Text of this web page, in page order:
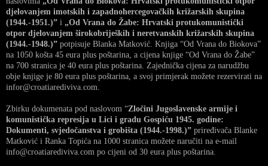
djelovanjem imotskih i zapadnohercegovačkih križarskih skupina
(1944.-1951.)” i „Od Vrana do Žabe: Hrvatski protukomunistički
otpor djelovanjem širokobrijeških i neretvanskih križarskih skupina
(1944.-1948.)” potpisuje Blanka Matković. Knjiga “Od Vrana do Biokova”
na 1050 košta 45 eura plus poštarina, a cijena knjige “Od Vrana do Žabe”
na 700 stranica je 40 eura plus poštarina. Zajednička cijena za narudžbu
obje knjige je 80 eura plus poštarina, a svoj primjerak možete rezervirati na
infor@croatiarediviva.com.
Zbirku dokumenata pod naslovom “Zločini Jugoslavenske armije i
komunistička represija u Lici i gradu Gospiću 1945. godine:
Dokumenti, svjedočanstva i grobišta (1944.-1998.)” priređivača Blanke
Matković i Ranka Topića na 1000 stranica možete naručiti na e-mail
info@croatiarediviva.com po cijeni od 30 eura plus poštarina.